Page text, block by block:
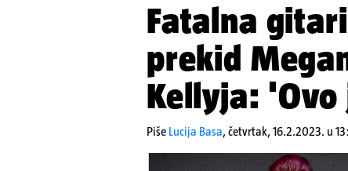
Fatalna
prekid
Kellyja: 'Ovo
Piše Lucija Basa,četvrtak, 16.2.2023. u